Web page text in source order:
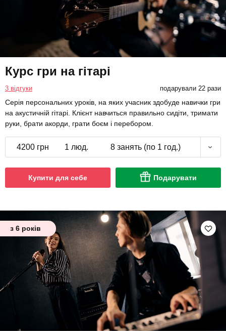
Курс гри на гітарі
3 відгуки подарували 22 рази
Серія персональних уроків, на яких учасник здобуде навички гри
на акустичній гітарі. Клієнт навчиться правильно сидіти, тримати
руки, брати акорди, грати боєм і перебором.
4200 грн 1 люд. 8 занять (по 1 год.)
Купити для себе Подарувати
з 6 років